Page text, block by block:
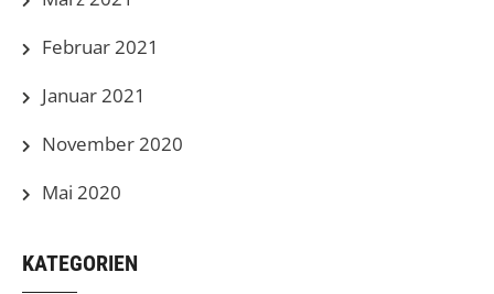
Februar 2021
Januar 2021
November 2020
Mai 2020
KATEGORIEN